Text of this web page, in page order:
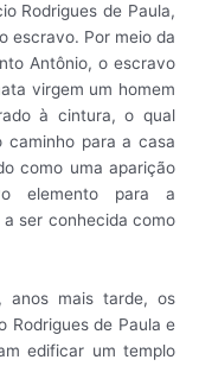
Rodrigues de Paula,
escravo. Por meio da
Antônio, o escravo
virgem um homem
à cintura, o qual
caminho para a casa
como uma aparição
elemento para a
ser conhecida como
anos mais tarde, os
Rodrigues de Paula e
edificar um templo